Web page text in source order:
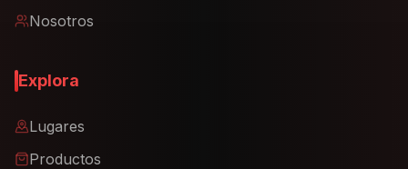
Nosotros
Explora
Lugares
Productos